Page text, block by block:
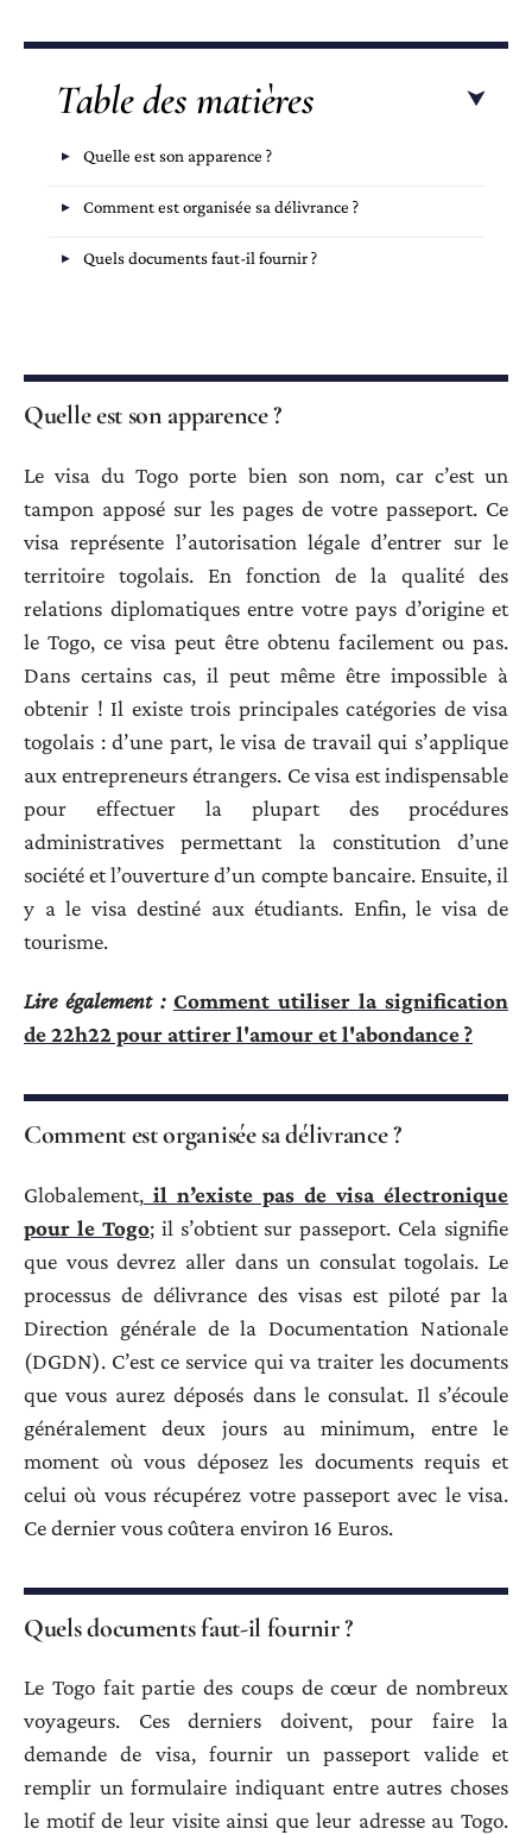
Table des matières
Quelle est son apparence ?
Comment est organisée sa délivrance ?
Quels documents faut-il fournir ?
Quelle est son apparence ?
Le visa du Togo porte bien son nom, car c’est un
tampon apposé sur les pages de votre passeport. Ce
visa représente l’autorisation légale d’entrer sur le
territoire togolais. En fonction de la qualité des
relations diplomatiques entre votre pays d’origine et
le Togo, ce visa peut être obtenu facilement ou pas.
Dans certains cas, il peut même être impossible à
obtenir ! Il existe trois principales catégories de visa
togolais : d’une part, le visa de travail qui s’applique
aux entrepreneurs étrangers. Ce visa est indispensable
pour effectuer la plupart des procédures
administratives permettant la constitution d’une
société et l’ouverture d’un compte bancaire. Ensuite, il
y a le visa destiné aux étudiants. Enfin, le visa de
tourisme.
Lire également : Comment utiliser la signification
de 22h22 pour attirer l'amour et l'abondance ?
Comment est organisée sa délivrance ?
Globalement, il n’existe pas de visa électronique
pour le Togo; il s’obtient sur passeport. Cela signifie
que vous devrez aller dans un consulat togolais. Le
processus de délivrance des visas est piloté par la
Direction générale de la Documentation Nationale
(DGDN). C’est ce service qui va traiter les documents
que vous aurez déposés dans le consulat. Il s’écoule
généralement deux jours au minimum, entre le
moment où vous déposez les documents requis et
celui où vous récupérez votre passeport avec le visa.
Ce dernier vous coûtera environ 16 Euros.
Quels documents faut-il fournir ?
Le Togo fait partie des coups de cœur de nombreux
voyageurs. Ces derniers doivent, pour faire la
demande de visa, fournir un passeport valide et
remplir un formulaire indiquant entre autres choses
le motif de leur visite ainsi que leur adresse au Togo.